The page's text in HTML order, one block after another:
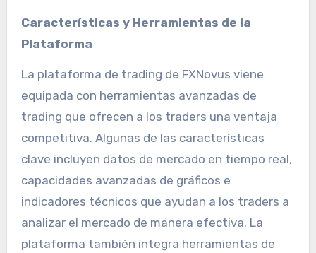
Características y Herramientas de la
Plataforma
La plataforma de trading de FXNovus viene
equipada con herramientas avanzadas de
trading que ofrecen a los traders una ventaja
competitiva. Algunas de las características
clave incluyen datos de mercado en tiempo real,
capacidades avanzadas de gráficos e
indicadores técnicos que ayudan a los traders a
analizar el mercado de manera efectiva. La
plataforma también integra herramientas de